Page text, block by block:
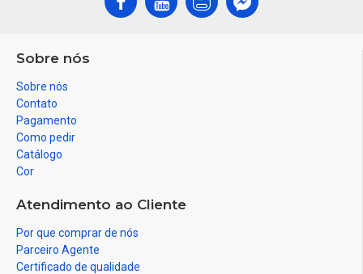
Sobre nós
Sobre nós
Contato
Pagamento
Como pedir
Catálogo
Cor
Atendimento ao Cliente
Por que comprar de nós
Parceiro Agente
Certificado de qualidade